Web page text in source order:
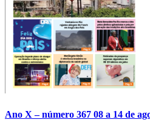
Ano X – número 367 08 a 14 de